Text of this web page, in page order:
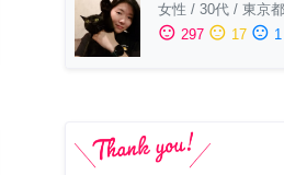
女性 / 30代 / 東京都
sentiment_satisfied 297 sentiment_neutral 17 sentiment_dissatisfied 1